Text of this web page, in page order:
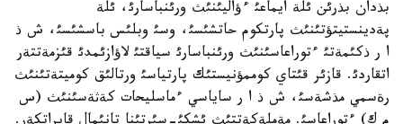
بذدان بذرئن ئلة ايماعئ ءؤاليئنئث ورئنباسارئ، ئلة
پةدينستيتؤتئنئث پارتكوم حاتشئسئ، وسئ وبلئس باسشئسئ، ش ذ
ا ر ذكئمةتئ ءتوراعاسئنئث ورئنباسارئ سياقتئ لاؤازئمدئ قئزمةتتةر
اتقاردئ. قازئر قئتاي كوممؤنيستئك پارتياسئ ورتالئق كوميتةتئنئث
رةسمي مذشةسئ، ش ذ ا ر ساياسي ءماسليحات كةثةسئنئث (س